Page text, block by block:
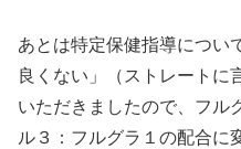
あとは特定保健指導につい
良くない」（ストレートに
いただきましたので、フル
ル３：フルグラ１の配合に